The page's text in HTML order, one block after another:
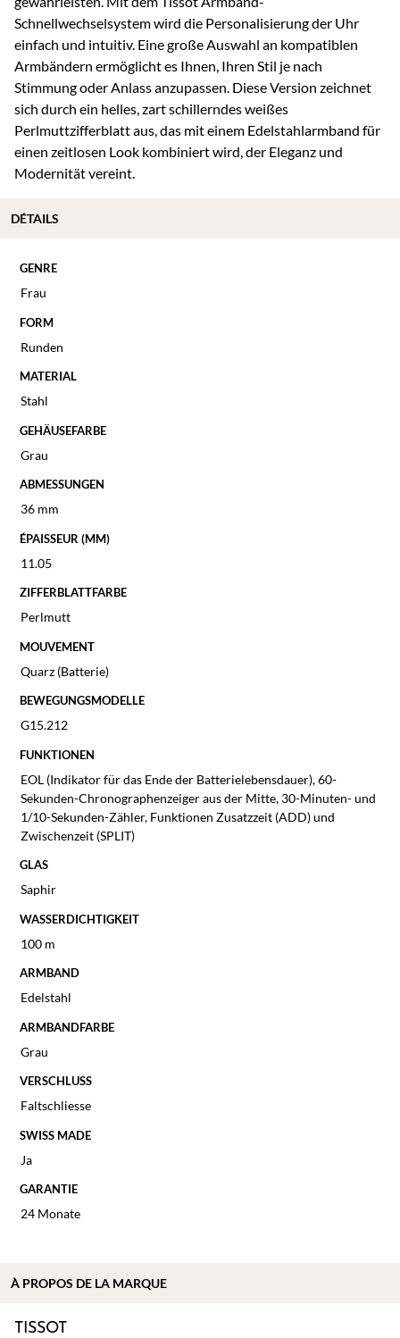
Schnellwechselsystem wird die Personalisierung der Uhr
einfach und intuitiv. Eine große Auswahl an kompatiblen
Armbändern ermöglicht es Ihnen, Ihren Stil je nach
Stimmung oder Anlass anzupassen. Diese Version zeichnet
sich durch ein helles, zart schillerndes weißes
Perlmuttzifferblatt aus, das mit einem Edelstahlarmband für
einen zeitlosen Look kombiniert wird, der Eleganz und
Modernität vereint.
GENRE
Frau
FORM
Runden
MATERIAL
Stahl
GEHÄUSEFARBE
Grau
ABMESSUNGEN
36 mm
ÉPAISSEUR (MM)
11.05
ZIFFERBLATTFARBE
Perlmutt
MOUVEMENT
Quarz (Batterie)
BEWEGUNGSMODELLE
G15.212
FUNKTIONEN
EOL (Indikator für das Ende der Batterielebensdauer), 60-
Sekunden-Chronographenzeiger aus der Mitte, 30-Minuten- und
1/10-Sekunden-Zähler, Funktionen Zusatzzeit (ADD) und
Zwischenzeit (SPLIT)
GLAS
Saphir
WASSERDICHTIGKEIT
100 m
ARMBAND
Edelstahl
ARMBANDFARBE
Grau
VERSCHLUSS
Faltschliesse
SWISS MADE
Ja
GARANTIE
24 Monate
TISSOT
DÉTAILS
À PROPOS DE LA MARQUE